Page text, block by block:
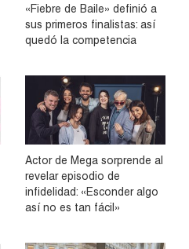
«Fiebre de Baile» definió a
sus primeros finalistas: así
quedó la competencia
Actor de Mega sorprende al
revelar episodio de
infidelidad: «Esconder algo
así no es tan fácil»